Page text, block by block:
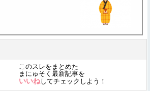
このスレをまとめた
まにゅそく最新記事を
いいねしてチェックしよう！